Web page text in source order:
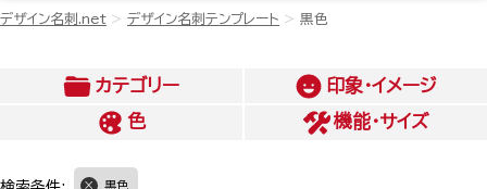
デザイン名刺.net デザイン名刺テンプレート 黒色
カテゴリー
印象・イメージ
色
機能・サイズ
黒色